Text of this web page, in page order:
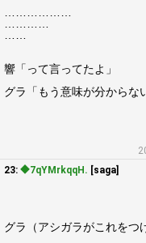
響「って言ってたよ」
グラ「もう意味が分からな
23: ◆7qYMrkqqH. [saga]
グラ（アシガラがこれを